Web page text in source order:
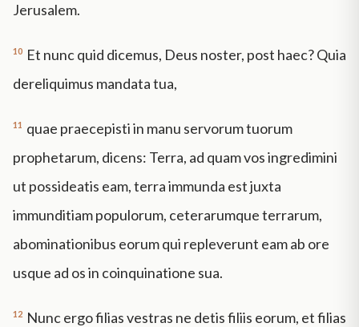
Jerusalem.
10 Et nunc quid dicemus, Deus noster, post haec? Quia
dereliquimus mandata tua,
11 quae praecepisti in manu servorum tuorum
prophetarum, dicens: Terra, ad quam vos ingredimini
ut possideatis eam, terra immunda est juxta
immunditiam populorum, ceterarumque terrarum,
abominationibus eorum qui repleverunt eam ab ore
usque ad os in coinquinatione sua.
12 Nunc ergo filias vestras ne detis filiis eorum, et filias